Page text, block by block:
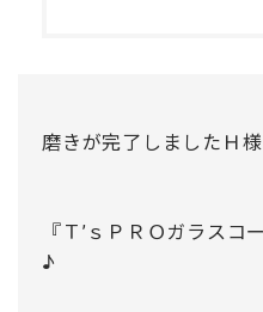
磨きが完了しましたＨ
『Ｔ’ｓＰＲＯガラスコ
♪